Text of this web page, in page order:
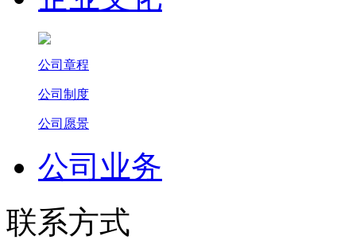
公司章程
公司制度
公司愿景
公司业务
联系方式